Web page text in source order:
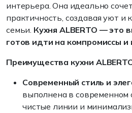
интерьера. Она идеально
практичность, создавая уют и
семьи. Кухня ALBERTO — это
готов идти на компромиссы
Преимущества кухни
Современный стиль и
выполнена в современном
чистые линии и